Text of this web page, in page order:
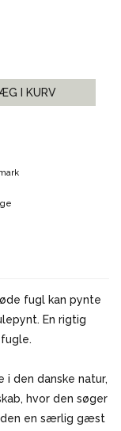
I KURV
fugl kan pynte
En rigtig
den danske natur,
hvor den søger
den en særlig gæst